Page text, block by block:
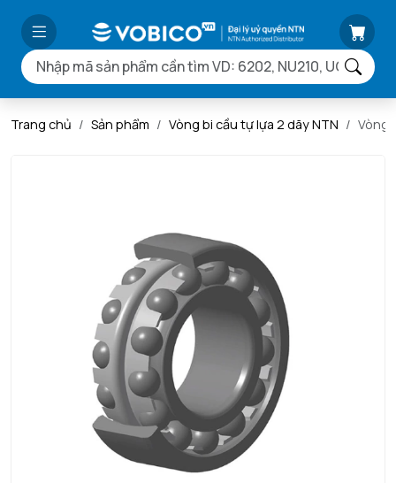
Trang chủ Sản phẩm Vòng bi cầu tự lựa 2 dãy NTN Vòng